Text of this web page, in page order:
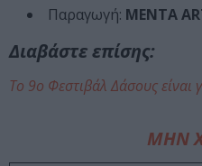
Παραγωγή: ΜΕΝΤΑ
Διαβάστε επίσης:
Το 9ο Φεστιβάλ Δάσους είναι
ΜΗΝ